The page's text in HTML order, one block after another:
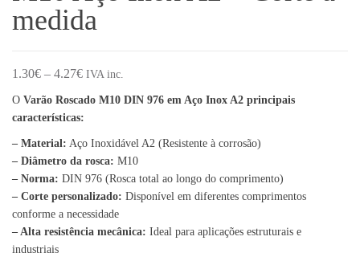
medida
1.30€ – 4.27€Price range: 1.30€ through 4.27€
IVA inc.
O Varão Roscado M10 DIN 976 em Aço Inox A2 principais
características:
– Material: Aço Inoxidável A2 (Resistente à corrosão)
– Diâmetro da rosca: M10
– Norma: DIN 976 (Rosca total ao longo do comprimento)
– Corte personalizado: Disponível em diferentes comprimentos
conforme a necessidade
– Alta resistência mecânica: Ideal para aplicações estruturais e
industriais